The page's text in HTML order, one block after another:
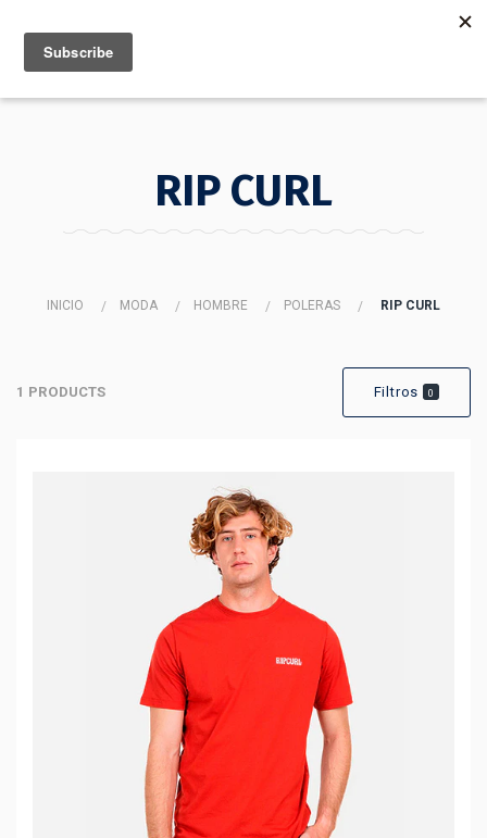
MENU
RIP CURL
INICIO MODA HOMBRE POLERAS RIP CURL
1 PRODUCTS Filtros 0